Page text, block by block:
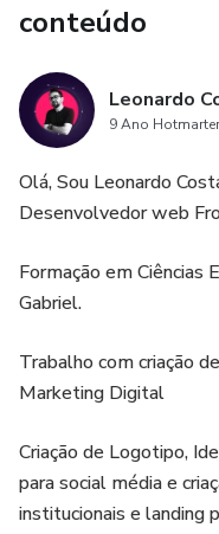
conteúdo
Leonardo
9 Ano Hotmarter
Olá, Sou Leonardo
Desenvolvedor web
Formação em Ciências
Gabriel.
Trabalho com criação
Marketing Digital
Criação de Logotipo,
para social média e
institucionais e landing